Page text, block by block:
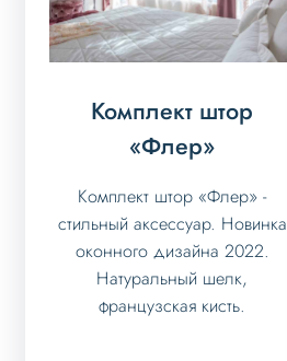
Комплект штор
«Флер»
Комплект штор «Флер» -
стильный аксессуар. Новинка
оконного дизайна 2022.
Натуральный шелк,
французская кисть.